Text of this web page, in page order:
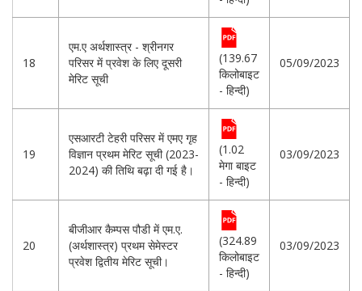
18
एम.ए अर्थशास्त्र - श्रीनगर
परिसर में प्रवेश के लिए दूसरी
मेरिट सूची
(139.67
किलोबाइट
- हिन्दी)
05/09/2023
19
एसआरटी टेहरी परिसर में एमए गृह
विज्ञान प्रथम मेरिट सूची (2023-
2024) की तिथि बढ़ा दी गई है।
(1.02
मेगा बाइट
- हिन्दी)
03/09/2023
20
बीजीआर कैम्पस पौडी में एम.ए.
(अर्थशास्त्र) प्रथम सेमेस्टर
प्रवेश द्वितीय मेरिट सूची।
(324.89
किलोबाइट
- हिन्दी)
03/09/2023